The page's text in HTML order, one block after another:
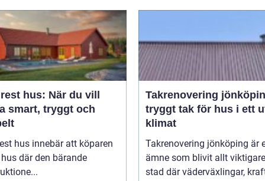
hus: När du vill
smart, tryggt och
hus innebär att köparen
där den bärande
Takrenovering
tryggt tak för hus i ett
klimat
Takrenovering jönköping är
ämne som blivit allt
stad där väderväxlingar,